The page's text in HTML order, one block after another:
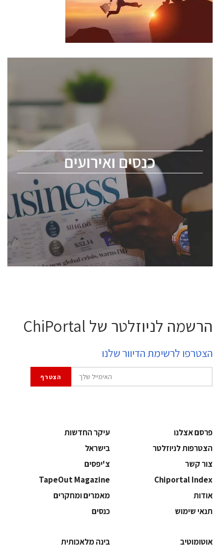
כנסים ואירועים
כנסים ואירועים
לכל העוסקים בתעשיית הסמיקונדקטור כולל מהנדסים,
ChipEx2026 will be held on May 12-13, 2026. The
conference is intended for everyone involved in the
semiconductor industry, including engineers,
professional experts, and senior executives.
לחץ לפרטים
הרשמה לניוזלטר של ChiPortal
הצטרפו לרשימת הדיוור שלנו
פרסם אצלנו
עיקר החדשות
הצטרפות לניוזלטר
בישראל
צור קשר
צ'יפסים
Chiportal Index
TapeOut Magazine
אודות
מאמרים ומחקרים
תנאי שימוש
כנסים
אוטומוטיב
בינה מלאכותית